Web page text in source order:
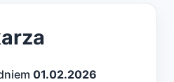
01.02.2026